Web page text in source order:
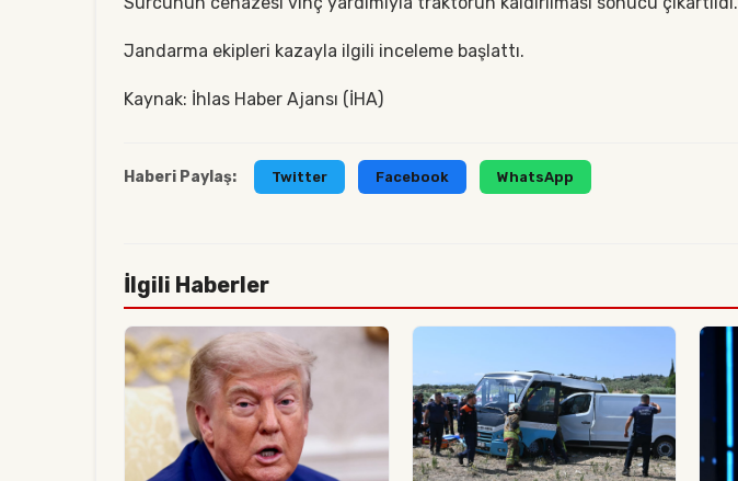
Jandarma ekipleri kazayla ilgili inceleme başlattı.
Kaynak: İhlas Haber Ajansı (İHA)
Haberi Paylaş: Twitter Facebook WhatsApp
İlgili Haberler